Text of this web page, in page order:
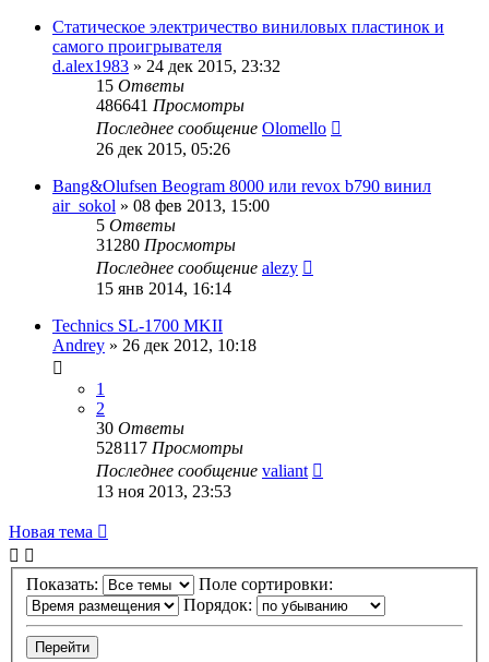
Статическое электричество виниловых пластинок и
самого проигрывателя
d.alex1983 » 24 дек 2015, 23:32
15 Ответы
486641 Просмотры
Последнее сообщение Olomello
26 дек 2015, 05:26
Bang&Olufsen Beogram 8000 или revox b790 винил
air_sokol » 08 фев 2013, 15:00
5 Ответы
31280 Просмотры
Последнее сообщение alezy
15 янв 2014, 16:14
Technics SL-1700 MKII
Andrey » 26 дек 2012, 10:18
1
2
30 Ответы
528117 Просмотры
Последнее сообщение valiant
13 ноя 2013, 23:53
Новая тема
Показать:
Поле сортировки:
Порядок: